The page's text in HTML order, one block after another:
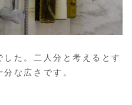
た。二人分と考えるとす
な広さです。